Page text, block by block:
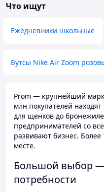
Что ищут
Ежедневники школьные
Бутсы Nike Air Zoom
Prom — крупнейший
млн покупателей
для щенков до
предпринимателей со
развивают бизнес.
месте.
Большой выбор
потребности